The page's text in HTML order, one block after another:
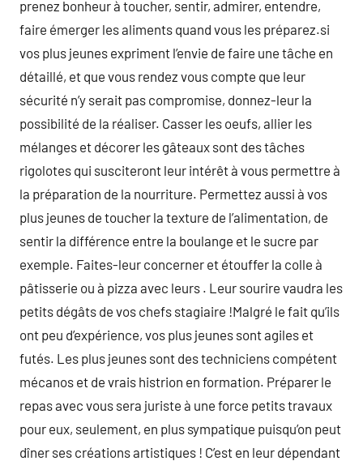
prenez bonheur à toucher, sentir, admirer, entendre,
faire émerger les aliments quand vous les préparez.si
vos plus jeunes expriment l’envie de faire une tâche en
détaillé, et que vous rendez vous compte que leur
sécurité n’y serait pas compromise, donnez-leur la
possibilité de la réaliser. Casser les oeufs, allier les
mélanges et décorer les gâteaux sont des tâches
rigolotes qui susciteront leur intérêt à vous permettre à
la préparation de la nourriture. Permettez aussi à vos
plus jeunes de toucher la texture de l’alimentation, de
sentir la différence entre la boulange et le sucre par
exemple. Faites-leur concerner et étouffer la colle à
pâtisserie ou à pizza avec leurs . Leur sourire vaudra les
petits dégâts de vos chefs stagiaire !Malgré le fait qu’ils
ont peu d’expérience, vos plus jeunes sont agiles et
futés. Les plus jeunes sont des techniciens compétent
mécanos et de vrais histrion en formation. Préparer le
repas avec vous sera juriste à une force petits travaux
pour eux, seulement, en plus sympatique puisqu’on peut
dîner ses créations artistiques ! C’est en leur dépendant